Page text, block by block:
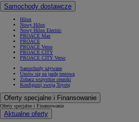
Samochody dostawcze
Hilux
Nowy Hilux
Nowy Hilux Electric
PROACE Max
PROACE
PROACE Verso
PROACE CITY
PROACE CITY Verso
Samochody używane
Umów się na jazdę testową
Zobacz wszystkie cenniki
Konfiguruj swoją Toyotę
Oferty specjalne i Finansowanie
Oferty specjalne i Finansowanie
Aktualne oferty